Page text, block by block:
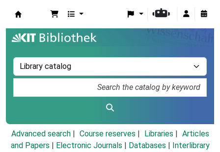
Advanced search Course reserves Libraries
Articles
and Papers
Electronic Journals Databases
Interlibrary